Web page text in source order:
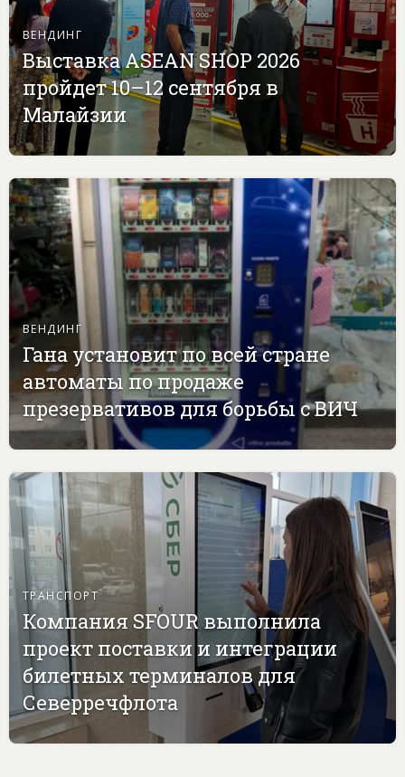
ВЕНДИНГ
Выставка ASEAN SHOP 2026
пройдет 10–12 сентября в
Малайзии
ВЕНДИНГ
Гана установит по всей стране
автоматы по продаже
презервативов для борьбы с ВИЧ
ТРАНСПОРТ
Компания SFOUR выполнила
проект поставки и интеграции
билетных терминалов для
Северречфлота